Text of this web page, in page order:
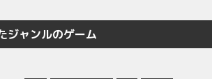
ジャンルのゲーム